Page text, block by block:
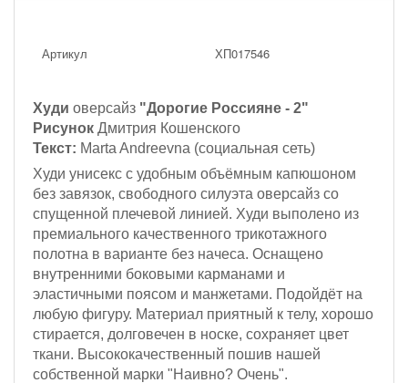
Артикул ХП017546
Худи оверсайз "Дорогие Россияне - 2"
Рисунок Дмитрия Кошенского
Текст: Marta Andreevna (социальная сеть)
Худи унисекс с удобным объёмным капюшоном
без завязок, свободного силуэта оверсайз со
спущенной плечевой линией. Худи выполено из
премиального качественного трикотажного
полотна в варианте без начеса. Оснащено
внутренними боковыми карманами и
эластичными поясом и манжетами. Подойдёт на
любую фигуру. Материал приятный к телу, хорошо
стирается, долговечен в носке, сохраняет цвет
ткани. Высококачественный пошив нашей
собственной марки "Наивно? Очень".